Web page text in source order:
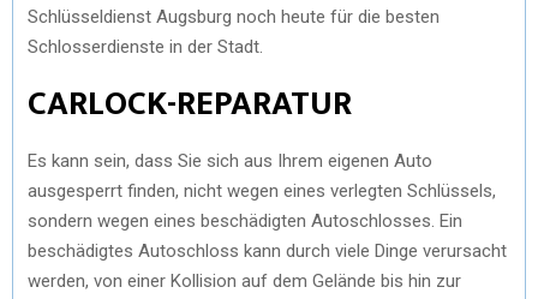
Schlüsseldienst Augsburg noch heute für die besten
Schlosserdienste in der Stadt.
CARLOCK-REPARATUR
Es kann sein, dass Sie sich aus Ihrem eigenen Auto
ausgesperrt finden, nicht wegen eines verlegten Schlüssels,
sondern wegen eines beschädigten Autoschlosses. Ein
beschädigtes Autoschloss kann durch viele Dinge verursacht
werden, von einer Kollision auf dem Gelände bis hin zur